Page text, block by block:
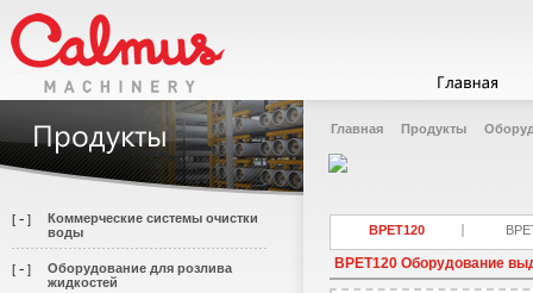
[ - ]
Коммерческие системы очистки
воды
[ - ]
Оборудование для розлива
жидкостей
Главная Продукты
BPET120
BPET120 Оборудование